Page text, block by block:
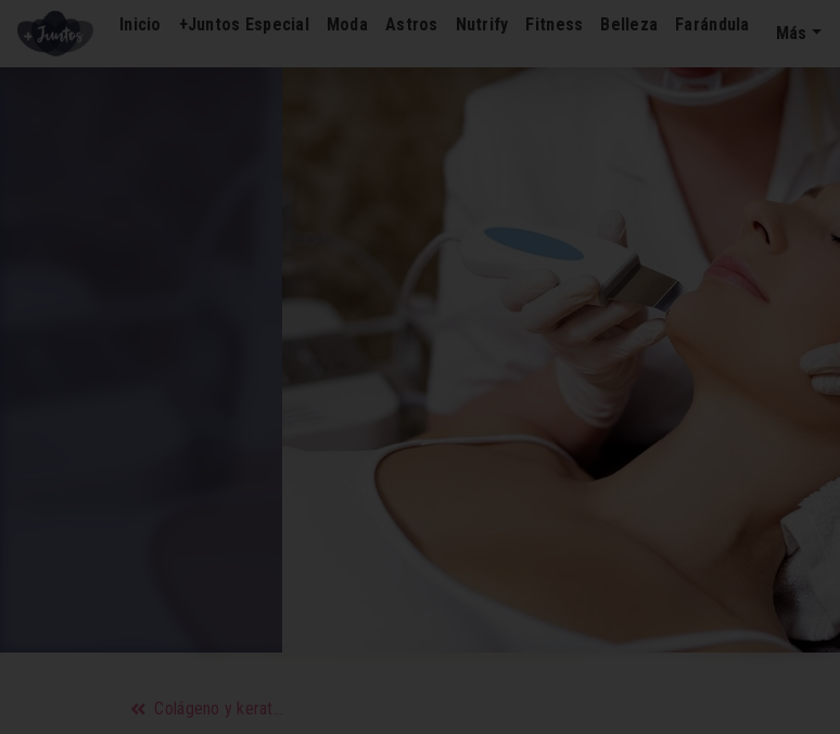
Inicio +Juntos Especial Moda Astros Nutrify Fitness Belleza Farándula Más
Colágeno y keratina: ideales para tu pelo